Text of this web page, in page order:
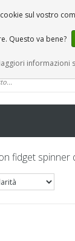
fidget spinner
sul vostro
Questo va bene?
informazioni